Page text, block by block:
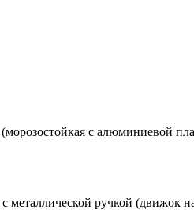
(морозостойкая с алюминиевой
с металлической ручкой (движок